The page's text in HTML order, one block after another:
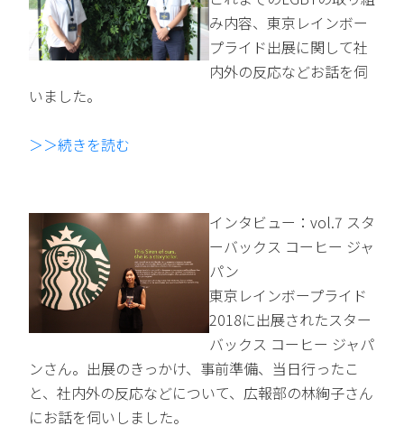
み内容、東京レインボー
プライド出展に関して社
内外の反応などお話を伺
いました。
＞＞続きを読む
インタビュー：vol.7 スタ
ーバックス コーヒー ジャ
パン
東京レインボープライド
2018に出展されたスター
バックス コーヒー ジャパ
ンさん。出展のきっかけ、事前準備、当日行ったこ
と、社内外の反応などについて、広報部の林絢子さん
にお話を伺いしました。